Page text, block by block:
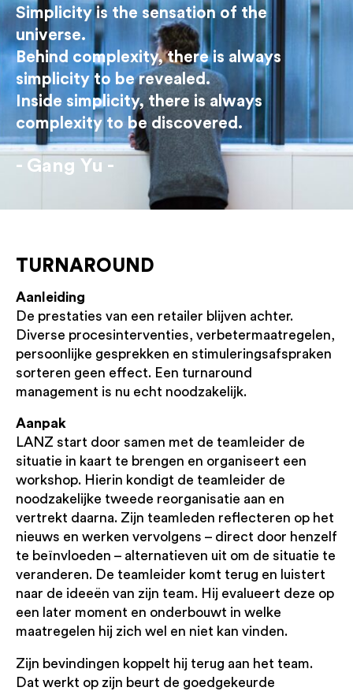
Simplicity is the sensation of the
universe.
Behind complexity, there is always
simplicity to be revealed.
Inside simplicity, there is always
complexity to be discovered.
Gang Yu
TURNAROUND
Aanleiding
De prestaties van een retailer blijven achter.
Diverse procesinterventies, verbetermaatregelen,
persoonlijke gesprekken en stimuleringsafspraken
sorteren geen effect. Een turnaround
management is nu echt noodzakelijk.
Aanpak
LANZ start door samen met de teamleider de
situatie in kaart te brengen en organiseert een
workshop. Hierin kondigt de teamleider de
noodzakelijke tweede reorganisatie aan en
vertrekt daarna. Zijn teamleden reflecteren op het
nieuws en werken vervolgens – direct door henzelf
te beïnvloeden – alternatieven uit om de situatie te
veranderen. De teamleider komt terug en luistert
naar de ideeën van zijn team. Hij evalueert deze op
een later moment en onderbouwt in welke
maatregelen hij zich wel en niet kan vinden.
Zijn bevindingen koppelt hij terug aan het team.
Dat werkt op zijn beurt de goedgekeurde